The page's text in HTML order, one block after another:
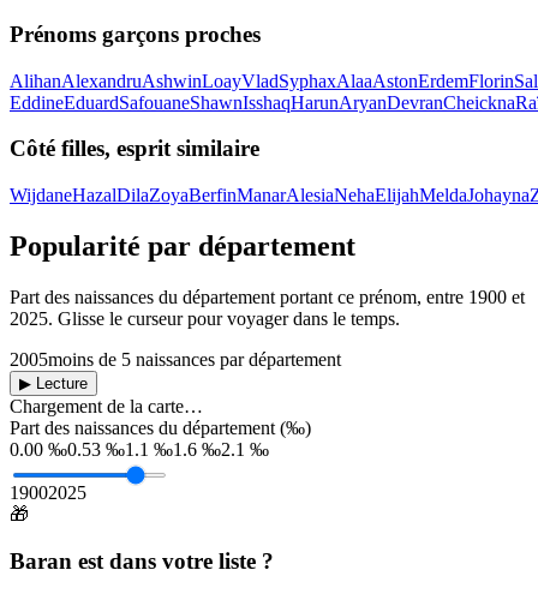
Prénoms garçons proches
AlihanAlexandruAshwinLoayVladSyphaxAlaaAstonErdemFlorin
EddineEduardSafouaneShawnIsshaqHarunAryanDevranCheickna
Côté filles, esprit similaire
WijdaneHazalDilaZoyaBerfinManarAlesiaNehaElijahMeldaJohayna
Popularité par département
Part des naissances du département portant ce prénom, entre 1900 et
2025. Glisse le curseur pour voyager dans le temps.
2005moins de 5 naissances par département
▶ Lecture
Chargement de la carte…
Part des naissances du département (‰)
0.00 ‰0.53 ‰1.1 ‰1.6 ‰2.1 ‰
19002025
🎁
Baran est dans votre liste ?